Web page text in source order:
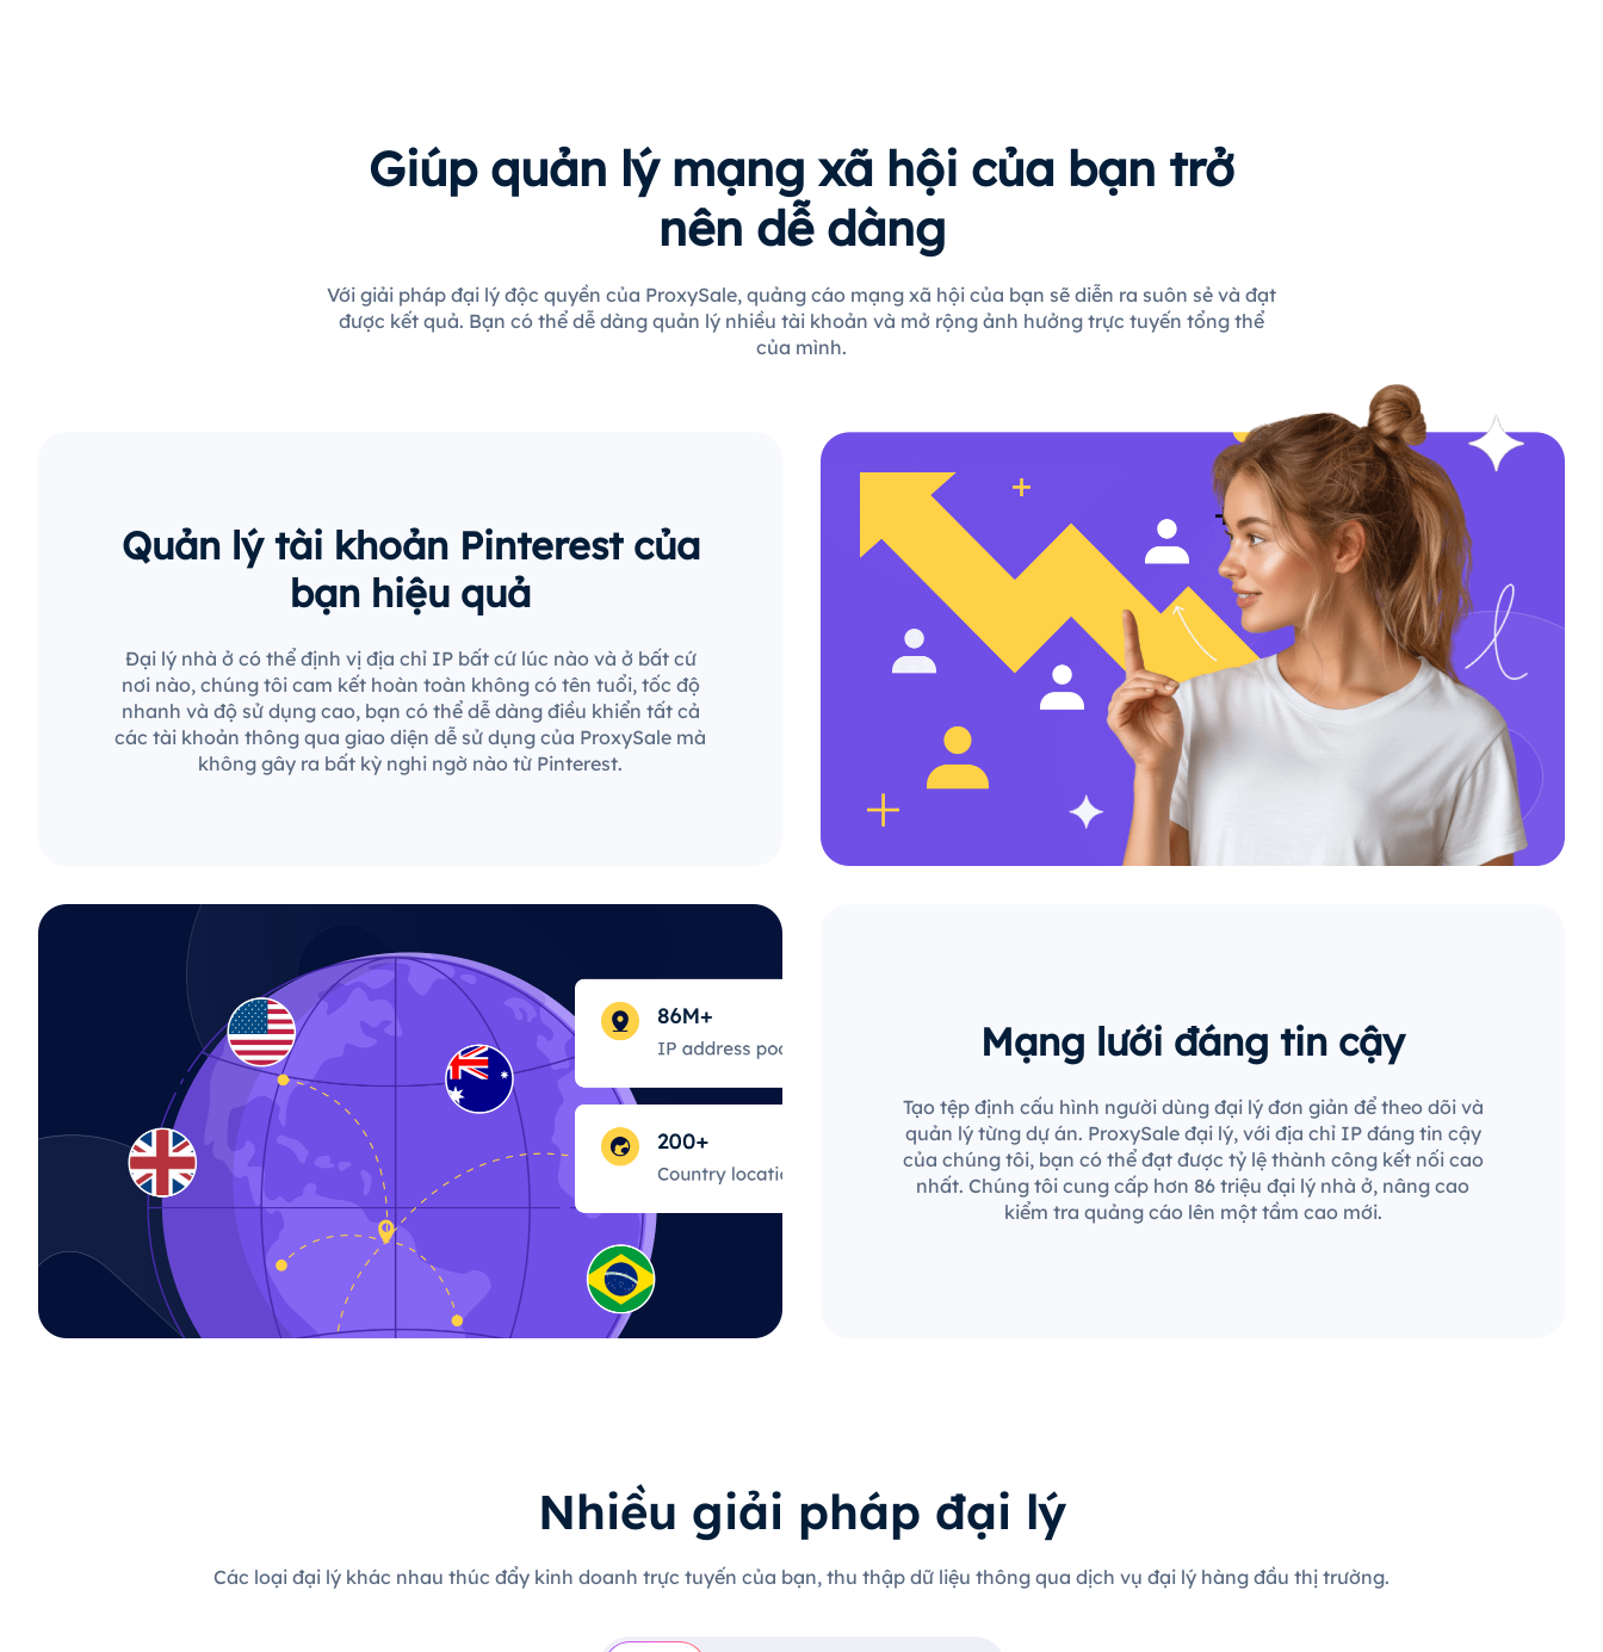
Giúp quản lý mạng xã hội của bạn trở
nên dễ dàng
Với giải pháp đại lý độc quyền của ProxySale, quảng cáo mạng xã hội của bạn sẽ diễn ra suôn sẻ và đạt
được kết quả. Bạn có thể dễ dàng quản lý nhiều tài khoản và mở rộng ảnh hưởng trực tuyến tổng thể
của mình.
Quản lý tài khoản Pinterest của
bạn hiệu quả
Đại lý nhà ở có thể định vị địa chỉ IP bất cứ lúc nào và ở bất cứ
nơi nào, chúng tôi cam kết hoàn toàn không có tên tuổi, tốc độ
nhanh và độ sử dụng cao, bạn có thể dễ dàng điều khiển tất cả
các tài khoản thông qua giao diện dễ sử dụng của ProxySale mà
không gây ra bất kỳ nghi ngờ nào từ Pinterest.
Mạng lưới đáng tin cậy
Tạo tệp định cấu hình người dùng đại lý đơn giản để theo dõi và
quản lý từng dự án. ProxySale đại lý, với địa chỉ IP đáng tin cậy
của chúng tôi, bạn có thể đạt được tỷ lệ thành công kết nối cao
nhất. Chúng tôi cung cấp hơn 86 triệu đại lý nhà ở, nâng cao
kiểm tra quảng cáo lên một tầm cao mới.
Nhiều giải pháp đại lý
Các loại đại lý khác nhau thúc đẩy kinh doanh trực tuyến của bạn, thu thập dữ liệu thông qua dịch vụ đại lý hàng đầu thị trường.